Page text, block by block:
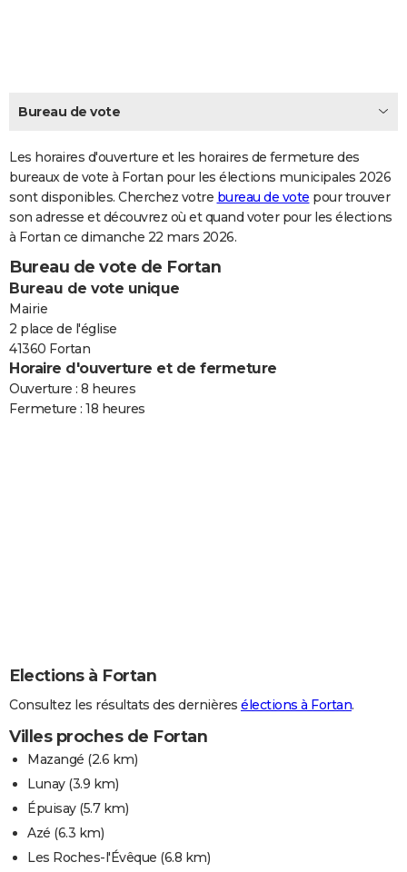
Carte de Noël
Carte Bonne année
Carte Saint-Valentin
Carte Pâques
Carte d'anniversaire
DICTIONNAIRE
Dictionnaire
Biographies
Citations
Expressions
Proverbes
PROGRAMME TV
COPAINS D'AVANT
S'inscrire
Se connecter
Lycées
Collèges
Primaires
Universités
Entreprises
Service militaire
Avis de recherche
AVIS DE DÉCÈS
FORUM
Bricolage
Lifestyle
Culture
Sport
Auto
Television
Voyage
Cinema
Bureau de vote
Les horaires d'ouverture et les horaires de fermeture des
bureaux de vote à Fortan pour les élections municipales 2026
sont disponibles. Cherchez votre bureau de vote pour trouver
son adresse et découvrez où et quand voter pour les élections
à Fortan ce dimanche 22 mars 2026.
Bureau de vote de Fortan
Bureau de vote unique
Mairie
2 place de l'église
41360 Fortan
Horaire d'ouverture et de fermeture
Ouverture : 8 heures
Fermeture : 18 heures
Elections à Fortan
Consultez les résultats des dernières élections à Fortan.
Villes proches de Fortan
Mazangé (2.6 km)
Lunay(3.9 km)
Épuisay(5.7 km)
Azé (6.3 km)
Les Roches-l'Évêque (6.8 km)